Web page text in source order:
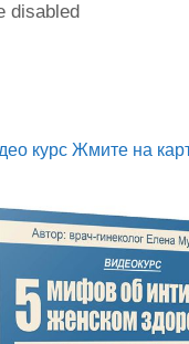
disabled
курс Жмите на